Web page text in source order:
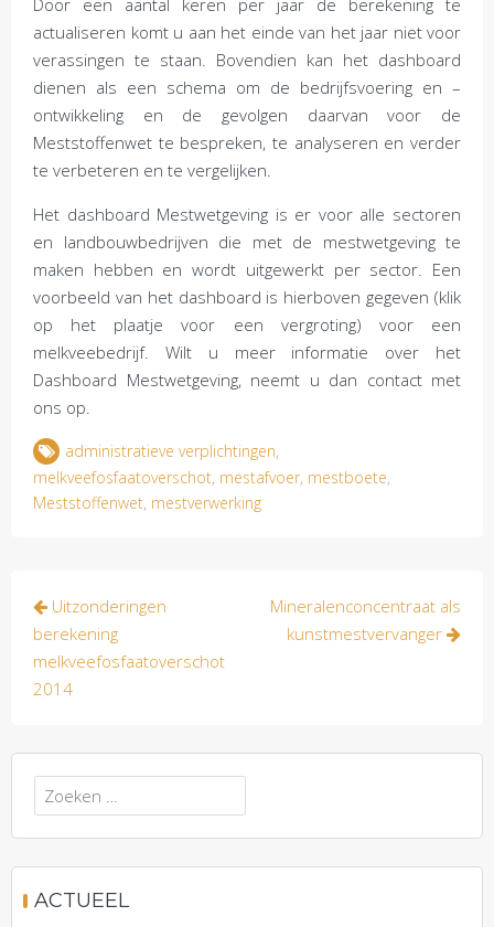
Door een aantal keren per jaar de berekening te
actualiseren komt u aan het einde van het jaar niet voor
verassingen te staan. Bovendien kan het dashboard
dienen als een schema om de bedrijfsvoering en –
ontwikkeling en de gevolgen daarvan voor de
Meststoffenwet te bespreken, te analyseren en verder
te verbeteren en te vergelijken.
Het dashboard Mestwetgeving is er voor alle sectoren
en landbouwbedrijven die met de mestwetgeving te
maken hebben en wordt uitgewerkt per sector. Een
voorbeeld van het dashboard is hierboven gegeven (klik
op het plaatje voor een vergroting) voor een
melkveebedrijf. Wilt u meer informatie over het
Dashboard Mestwetgeving, neemt u dan contact met
ons op.
administratieve verplichtingen,
melkveefosfaatoverschot, mestafvoer, mestboete,
Meststoffenwet, mestverwerking
Bericht
navigatie
Uitzonderingen
berekening
melkveefosfaatoverschot
2014
Mineralenconcentraat als
kunstmestvervanger
Zoeken
naar:
ACTUEEL